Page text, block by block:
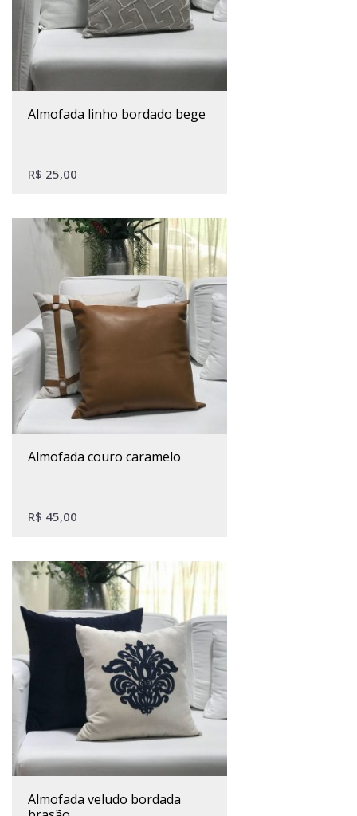
almofada linho bordado bege
R$ 25,00
almofada couro caramelo
R$ 45,00
almofada veludo bordada